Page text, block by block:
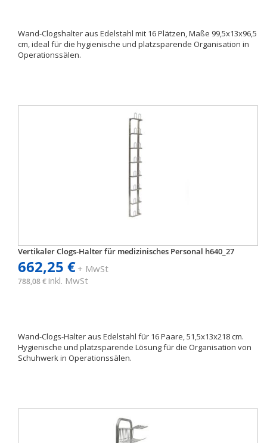
Wand-Clogshalter aus Edelstahl mit 16 Plätzen, Maße 99,5x13x96,5
cm, ideal für die hygienische und platzsparende Organisation in
Operationssälen.
Vertikaler Clogs-Halter für medizinisches Personal h640_27
662,25 €+ MwSt
788,08 € inkl. MwSt
Wand-Clogs-Halter aus Edelstahl für 16 Paare, 51,5x13x218 cm.
Hygienische und platzsparende Lösung für die Organisation von
Schuhwerk in Operationssälen.